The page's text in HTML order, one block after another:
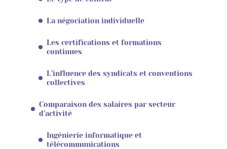
La négociation individuelle
Les certifications et formations
continues
L’influence des syndicats et conventions
collectives
Comparaison des salaires par secteur
d’activité
Ingénierie informatique et
télécommunications